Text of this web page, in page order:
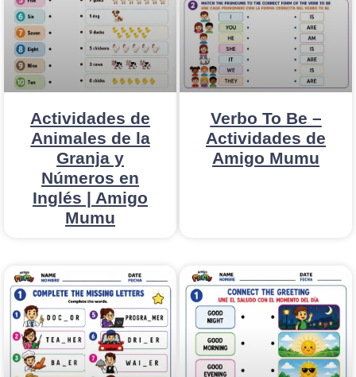
Actividades de
Animales de la
Granja y
Números en
Inglés | Amigo
Mumu
Verbo To Be –
Actividades de
Amigo Mumu